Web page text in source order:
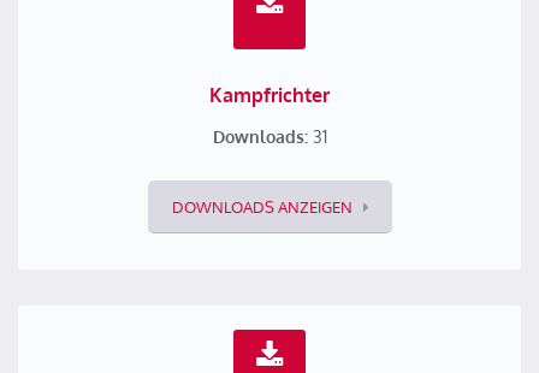
Kampfrichter
Downloads: 31
DOWNLOADS ANZEIGEN